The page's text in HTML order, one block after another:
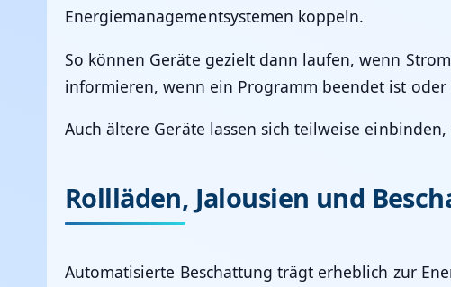
Energiemanagementsystemen koppeln.
So können Geräte gezielt dann laufen, wenn
informieren, wenn ein Programm beendet ist oder
Auch ältere Geräte lassen sich teilweise
Rollläden, Jalousien und
Automatisierte Beschattung trägt erheblich zur